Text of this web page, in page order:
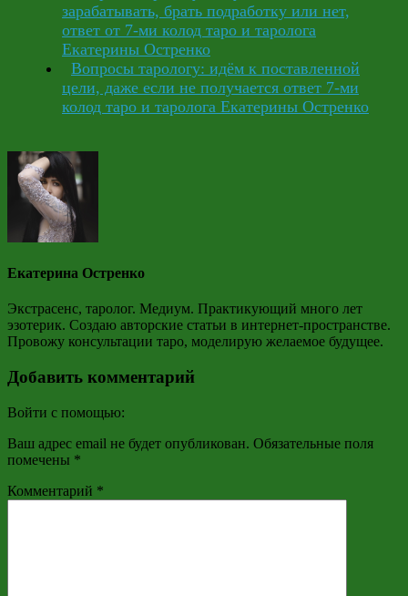
зарабатывать, брать подработку или нет,
ответ от 7-ми колод таро и таролога
Екатерины Остренко
Вопросы тарологу: идём к поставленной
цели, даже если не получается ответ 7-ми
колод таро и таролога Екатерины Остренко
Екатерина Остренко
Экстрасенс, таролог. Медиум. Практикующий много лет
эзотерик. Создаю авторские статьи в интернет-пространстве.
Провожу консультации таро, моделирую желаемое будущее.
Добавить комментарий
Войти с помощью:
Ваш адрес email не будет опубликован. Обязательные поля
помечены *
Комментарий *